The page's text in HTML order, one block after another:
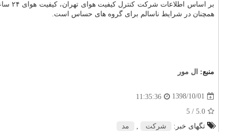
همچنان در شرایط ناسالم برای گروه های حساس است.
منبع: ال مور
1398/10/01
11:35:36
5.0
/ 5
تگهای خبر:
شركت مد